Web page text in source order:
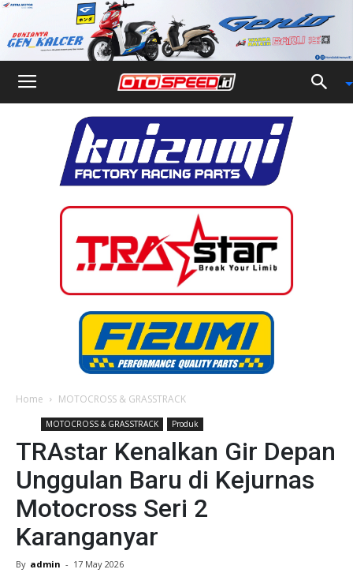
Home MOTOCROSS & GRASSTRACK
MOTOCROSS & GRASSTRACK Produk
TRAstar Kenalkan Gir Depan
Unggulan Baru di Kejurnas
Motocross Seri 2
Karanganyar
By admin - 17 May 2026